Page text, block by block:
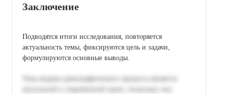
Заключение
Подводятся итоги исследования, повторяется
актуальность темы, фиксируются цель и задачи,
формулируются основные выводы.